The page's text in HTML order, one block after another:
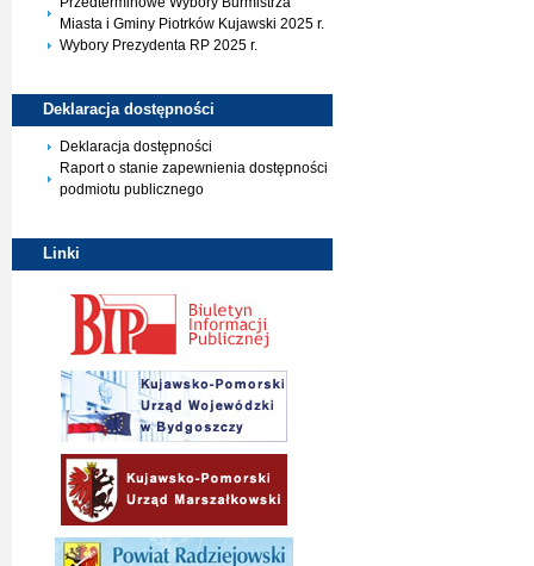
Miasta i Gminy Piotrków Kujawski 2025 r.
Wybory Prezydenta RP 2025 r.
Deklaracja dostępności
Deklaracja dostępności
Raport o stanie zapewnienia dostępności
podmiotu publicznego
Linki